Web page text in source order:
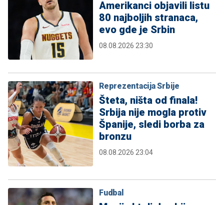
Amerikanci objavili listu
80 najboljih stranaca,
evo gde je Srbin
08.08.2026 23:30
Reprezentacija Srbije
Šteta, ništa od finala!
Srbija nije mogla protiv
Španije, sledi borba za
bronzu
08.08.2026 23:04
Fudbal